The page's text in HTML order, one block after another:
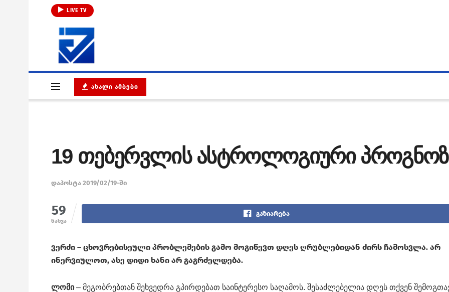
LIVE TV
ᲐᲮᲐᲚᲘ ᲐᲛᲑᲔᲑᲘ
19 თებერვლის ასტროლოგიური
დაპოსტა 2019/02/19-ში
59
ნახვა
გაზიარება
ვერძი – ცხოვრებისეული პრობლემების გამო მოგიწევთ დღეს ღრუბლებიდან ძირს ჩამოსვლა. არ
ინერვიულოთ, ასე დიდი ხანი არ გაგრძელდება.
ლომი– მეგობრებთან შეხვედრა გპირდებათ საინტერესო საღამოს. შესაძლებელია დღეს თქვენ